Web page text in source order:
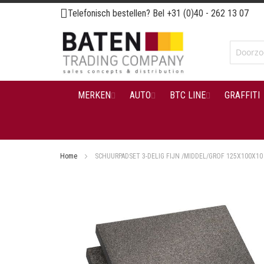
Ga
naar
de
inhoud
Telefonisch bestellen? Bel +31 (0)40 - 262 13 07
MERKEN AUTO BTC LINE GRAFFITI
Home SCHUURPADSET 3-DELIG FIJN /MIDDEL/GROF 125X100X10
afbeeldingen-